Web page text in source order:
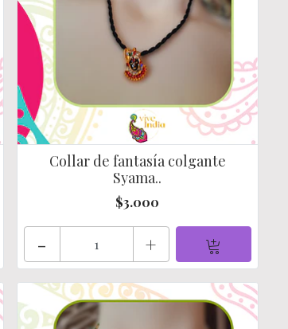
Collar de fantasía colgante
Syama..
$3.000
- +